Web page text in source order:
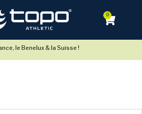
0
le Benelux & la Suisse !